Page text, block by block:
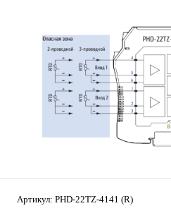
Артикул: PHD-22TZ-4141 (R)